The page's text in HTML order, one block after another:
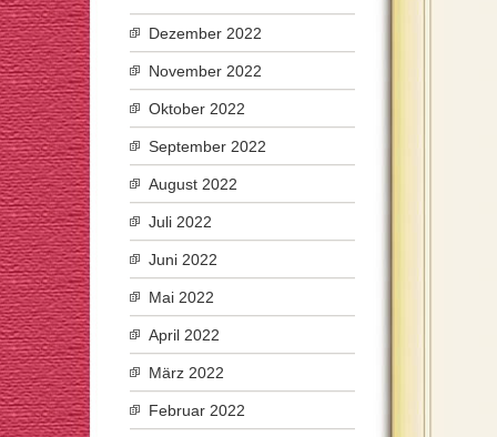
Dezember 2022
November 2022
Oktober 2022
September 2022
August 2022
Juli 2022
Juni 2022
Mai 2022
April 2022
März 2022
Februar 2022